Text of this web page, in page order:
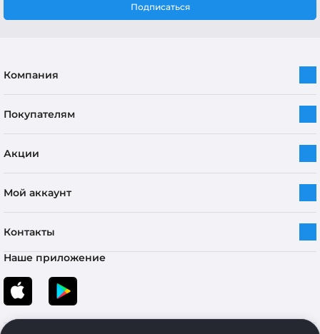
Подписаться
Компания
Покупателям
Акции
Мой аккаунт
Контакты
Наше приложение